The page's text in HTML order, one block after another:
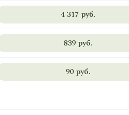
4 317 руб.
839 руб.
90 руб.